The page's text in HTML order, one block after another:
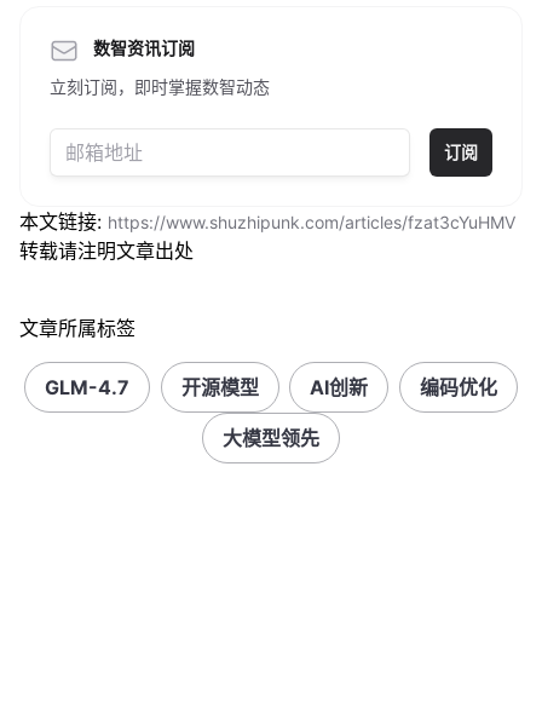
数智资讯订阅
立刻订阅，即时掌握数智动态
订阅
本文链接: https://www.shuzhipunk.com/articles/fzat3cYuHMV
转载请注明文章出处
文章所属标签
GLM-4.7 开源模型 AI创新 编码优化
大模型领先